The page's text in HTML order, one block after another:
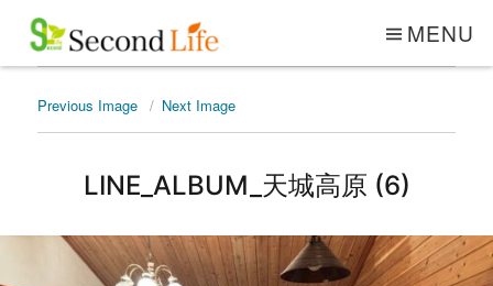
MENU
Previous Image Next Image
LINE_ALBUM_天城高原 (6)